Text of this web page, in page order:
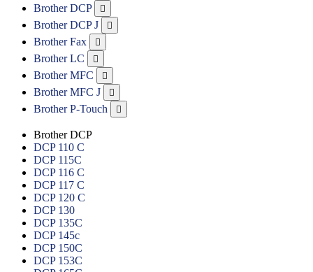
Brother DCP

Brother DCP J 
Brother Fax 
Brother LC 
Brother MFC 
Brother MFC J 
Brother P-Touch 
Brother DCP
DCP 110 C
DCP 115C
DCP 116 C
DCP 117 C
DCP 120 C
DCP 130
DCP 135C
DCP 145c
DCP 150C
DCP 153C